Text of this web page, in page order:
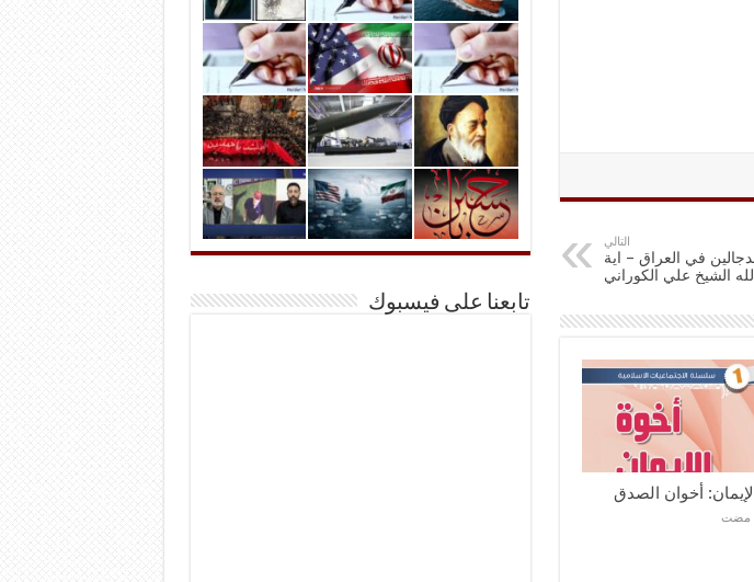
التالي
في العراق – اية
الشيخ علي الكوراني
أخوان الصدق
تابعنا على فيسبوك